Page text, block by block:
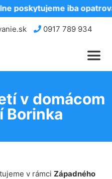
poskytujeme iba
0917 789 934
v domácom
Borinka
v rámci Západného